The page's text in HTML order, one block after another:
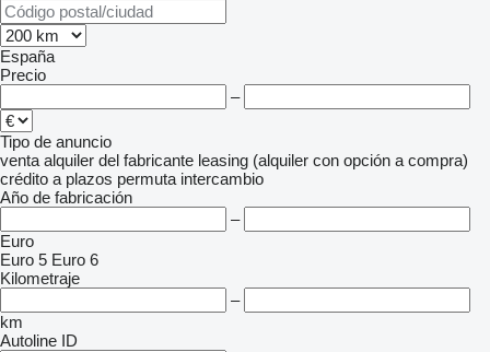
España
Precio
–
Tipo de anuncio
venta alquiler del fabricante leasing (alquiler con opción a compra)
crédito a plazos permuta intercambio
Año de fabricación
–
Euro
Euro 5 Euro 6
Kilometraje
–
km
Autoline ID